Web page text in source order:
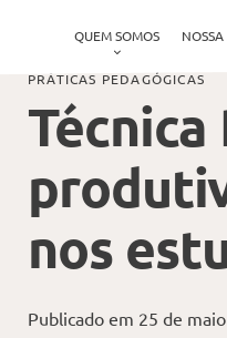
QUEM SOMOS
PRÁTICAS PEDAGÓGICAS
nos
Publicado em 25 de